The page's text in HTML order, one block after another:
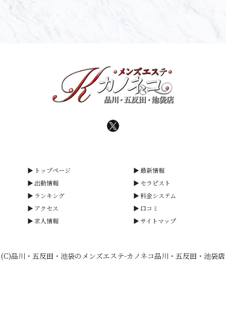
トップページ
最新情報
出勤情報
セラピスト
ランキング
料金システム
アクセス
口コミ
求人情報
サイトマップ
(C)品川・五反田・池袋のメンズエステ-カノネコ品川・五反田・池袋店